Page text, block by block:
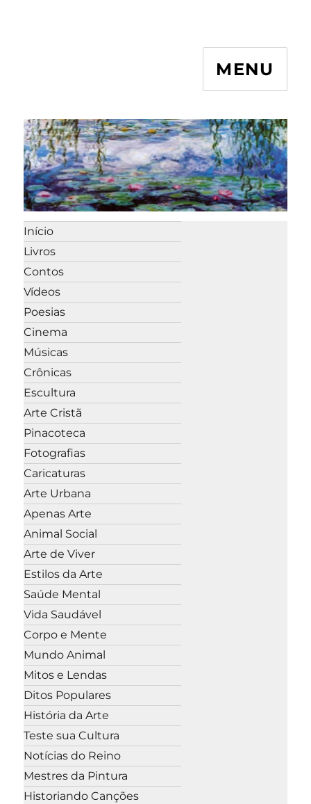
MENU
Início
Livros
Contos
Vídeos
Poesias
Cinema
Músicas
Crônicas
Escultura
Arte Cristã
Pinacoteca
Fotografias
Caricaturas
Arte Urbana
Apenas Arte
Animal Social
Arte de Viver
Estilos da Arte
Saúde Mental
Vida Saudável
Corpo e Mente
Mundo Animal
Mitos e Lendas
Ditos Populares
História da Arte
Teste sua Cultura
Notícias do Reino
Mestres da Pintura
Historiando Canções